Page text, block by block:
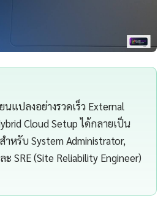
แปลงอย่างรวดเร็ว External
Cloud Setup ได้กลายเป็น
ำหรับ System Administrator,
ะ SRE (Site Reliability Engineer)